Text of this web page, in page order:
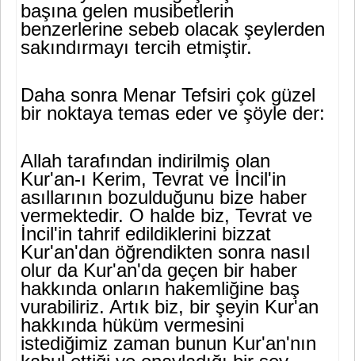
başına gelen musibetlerin
benzerlerine sebeb olacak şeylerden
sakındırmayı tercih etmiştir.
Daha sonra Menar Tefsiri çok güzel
bir noktaya temas eder ve şöyle der:
Allah tarafından indirilmiş olan
Kur'an-ı Kerim, Tevrat ve İncil'in
asıllarının bozulduğunu bize haber
vermektedir. O halde biz, Tev­rat ve
İncil'in tahrif edildiklerini bizzat
Kur'an'dan öğrendikten sonra nasıl
olur da Kur'an'da geçen bir haber
hakkında onların ha­kemliğine baş
vurabiliriz. Artık biz, bir şeyin Kur'an
hakkında hü­küm vermesini
istediğimiz zaman bunun Kur'an'nın